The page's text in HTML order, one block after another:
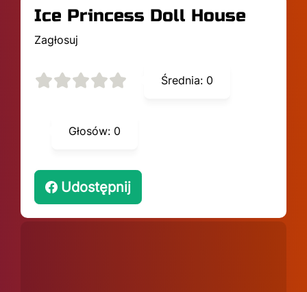
Ice Princess Doll House
Zagłosuj
Średnia: 0
Głosów: 0
Udostępnij